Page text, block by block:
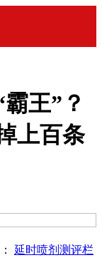
王”？
上百条
延时喷剂测评栏